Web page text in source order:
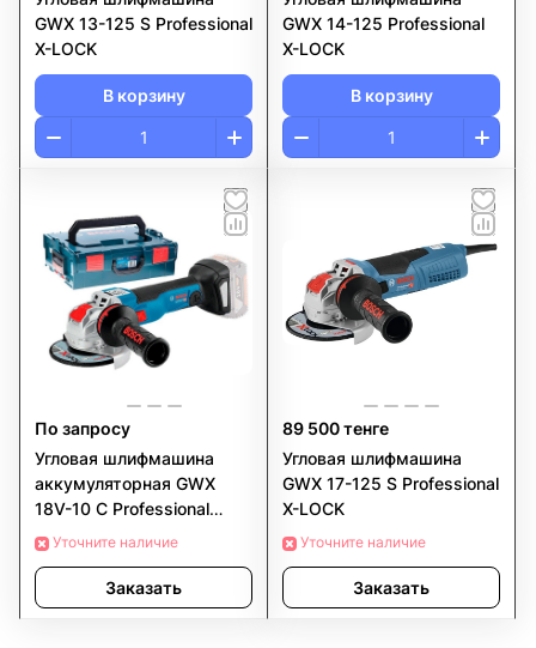
GWX 13-125 S Professional
X-LOCK
В корзину
GWX 14-125 Professional
X-LOCK
В корзину
По запросу
Угловая шлифмашина
аккумуляторная GWX
18V-10 C Professional
BOSCH
Уточните наличие
Заказать
89 500 тенге
Угловая шлифмашина
GWX 17-125 S Professional
X-LOCK
Уточните наличие
Заказать